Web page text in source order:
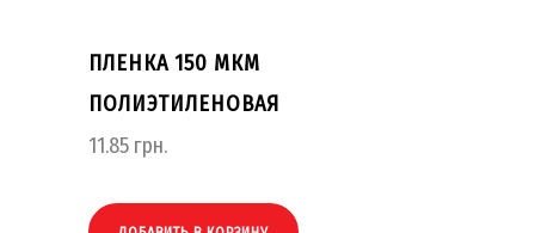
ПЛЕНКА 150 МКМ
ПОЛИЭТИЛЕНОВАЯ
11.85 грн.